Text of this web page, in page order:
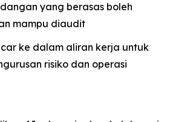
yang berasas boleh
mampu diaudit
ke dalam aliran kerja untuk
risiko dan operasi